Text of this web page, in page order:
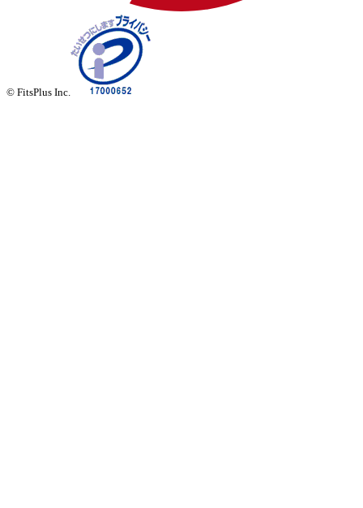
© FitsPlus Inc.